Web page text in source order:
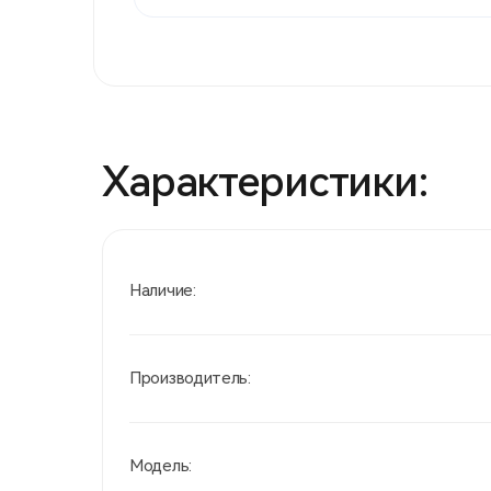
Характеристики:
Наличие:
Производитель:
Модель: